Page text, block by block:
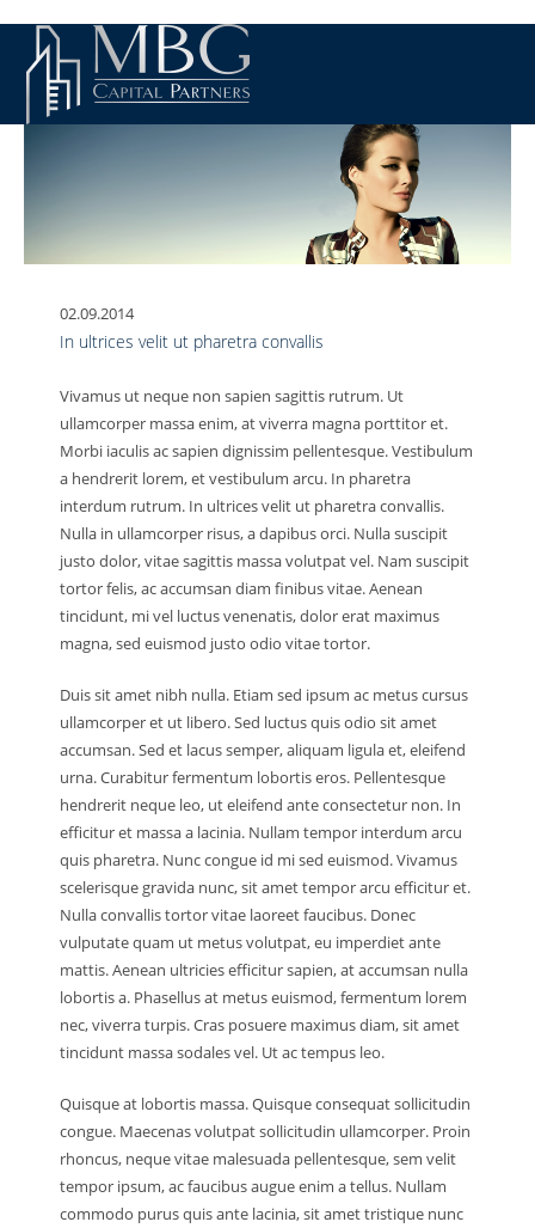
02.09.2014
In ultrices velit ut pharetra convallis
Vivamus ut neque non sapien sagittis rutrum. Ut
ullamcorper massa enim, at viverra magna porttitor et.
Morbi iaculis ac sapien dignissim pellentesque. Vestibulum
a hendrerit lorem, et vestibulum arcu. In pharetra
interdum rutrum. In ultrices velit ut pharetra convallis.
Nulla in ullamcorper risus, a dapibus orci. Nulla suscipit
justo dolor, vitae sagittis massa volutpat vel. Nam suscipit
tortor felis, ac accumsan diam finibus vitae. Aenean
tincidunt, mi vel luctus venenatis, dolor erat maximus
magna, sed euismod justo odio vitae tortor.
Duis sit amet nibh nulla. Etiam sed ipsum ac metus cursus
ullamcorper et ut libero. Sed luctus quis odio sit amet
accumsan. Sed et lacus semper, aliquam ligula et, eleifend
urna. Curabitur fermentum lobortis eros. Pellentesque
hendrerit neque leo, ut eleifend ante consectetur non. In
efficitur et massa a lacinia. Nullam tempor interdum arcu
quis pharetra. Nunc congue id mi sed euismod. Vivamus
scelerisque gravida nunc, sit amet tempor arcu efficitur et.
Nulla convallis tortor vitae laoreet faucibus. Donec
vulputate quam ut metus volutpat, eu imperdiet ante
mattis. Aenean ultricies efficitur sapien, at accumsan nulla
lobortis a. Phasellus at metus euismod, fermentum lorem
nec, viverra turpis. Cras posuere maximus diam, sit amet
tincidunt massa sodales vel. Ut ac tempus leo.
Quisque at lobortis massa. Quisque consequat sollicitudin
congue. Maecenas volutpat sollicitudin ullamcorper. Proin
rhoncus, neque vitae malesuada pellentesque, sem velit
tempor ipsum, ac faucibus augue enim a tellus. Nullam
commodo purus quis ante lacinia, sit amet tristique nunc